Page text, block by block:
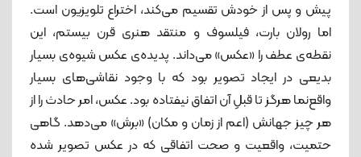
پیش و پس از خودش تقسیم می‌کند، اختراع تلویزیون است.
اما رولان بارت،‌ فیلسوف و منتقد هنری قرن بیستم، این
نقطه‌ی عطف را «عکس» می‌داند. پدیده‌ی عکس شیوه‌ی بسیار
بدیعی در ایجاد تصویر بود که با وجود نقاشی‌های بسیار
واقع‌نما هرگز تا قبلِ آن اتفاق نیفتاده بود. عکس، امر حادث را از
هر چیز جهانش (اعم از زمان و مکان) «برش» می‌دهد. گاهی
حتمیت، واقعیت و صحت اتفاقی که در عکس تصویر شده